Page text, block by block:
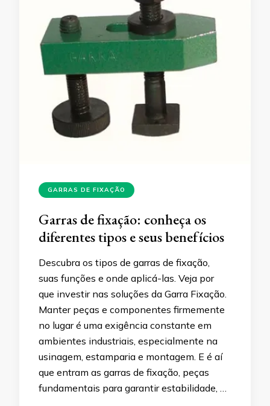
GARRAS DE FIXAÇÃO
Garras de fixação: conheça os
diferentes tipos e seus benefícios
Descubra os tipos de garras de fixação,
suas funções e onde aplicá-las. Veja por
que investir nas soluções da Garra Fixação.
Manter peças e componentes firmemente
no lugar é uma exigência constante em
ambientes industriais, especialmente na
usinagem, estamparia e montagem. E é aí
que entram as garras de fixação, peças
fundamentais para garantir estabilidade, …